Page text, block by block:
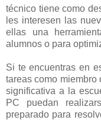
técnico tiene como
les interesen las
ellas una
alumnos o para
Si te encuentras en
tareas como miembro
significativa a la
PC puedan
preparado para